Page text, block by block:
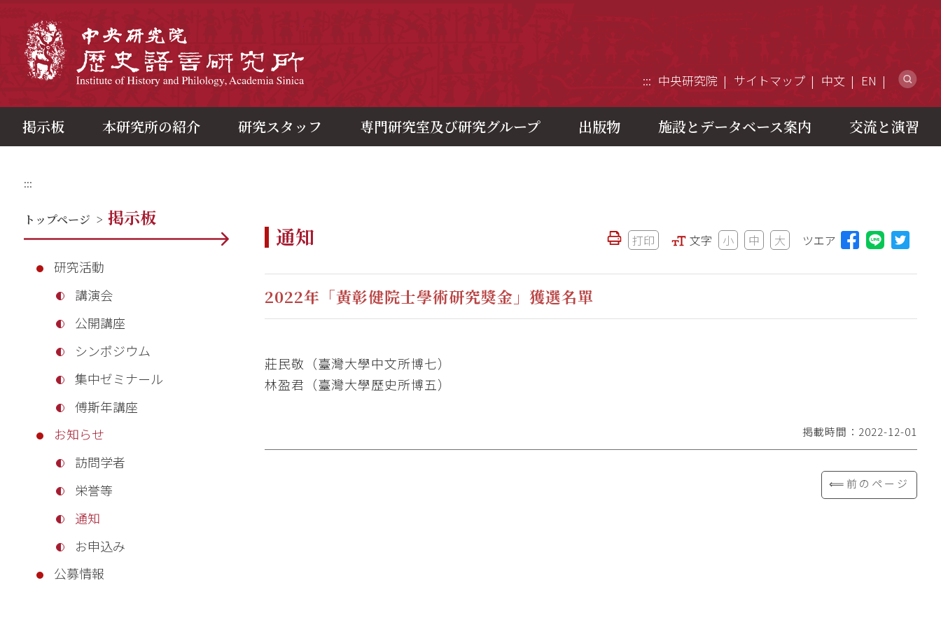
::: 中央研究院 サイトマップ 中文 EN
掲示板 本研究所の紹介 研究スタッフ 専門研究室及び研究グループ 出版物 施設とデータベース案内 交流と演習
:::
トップページ > 掲示板
研究活動
講演会
公開講座
シンポジウム
集中ゼミナール
傅斯年講座
お知らせ
訪問学者
栄誉等
通知
お申込み
公募情報
通知 打印 文字 小 中 大 ツエア Lineに投
2022年「黃彰健院士學術研究獎金」獲選名單
莊民敬（臺灣大學中文所博七）
林盈君（臺灣大學歷史所博五）
掲載時間：2022-12-01
⟸前のページ